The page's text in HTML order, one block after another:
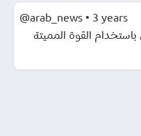
@arab_news • 3 years
القوة المميتة